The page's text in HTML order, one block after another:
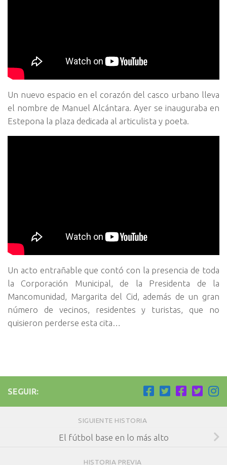
Un nuevo espacio en el corazón del casco urbano lleva
el nombre de Manuel Alcántara. Ayer se inauguraba en
Estepona la plaza dedicada al articulista y poeta.
Un acto entrañable que contó con la presencia de toda
la Corporación Municipal, de la Presidenta de la
Mancomunidad, Margarita del Cid, además de un gran
número de vecinos, residentes y turistas, que no
quisieron perderse esta cita…
SEGUIR:
SIGUIENTE HISTORIA
El fútbol base en lo más alto
HISTORIA PREVIA